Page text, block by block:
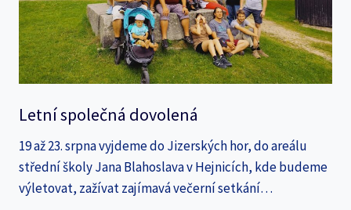
Letní společná dovolená
19 až 23. srpna vyjdeme do Jizerských hor, do areálu
střední školy Jana Blahoslava v Hejnicích, kde budeme
výletovat, zažívat zajímavá večerní setkání…